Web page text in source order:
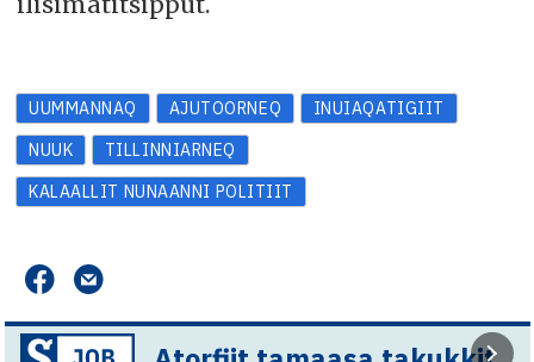
UUMMANNAQ AJUTOORNEQ
INUIAQATIGIIT
NUUK
TILLINNIARNEQ
KALAALLIT NUNAANNI POLITIIT